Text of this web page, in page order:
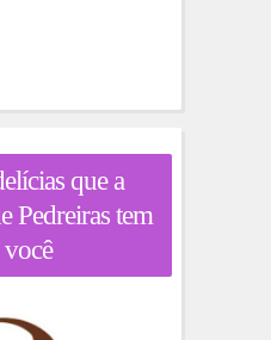
que a
Pedreiras tem